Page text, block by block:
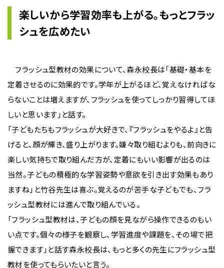
楽しいから学習効率も上がる。もっとフラッ
シュを広めたい
フラッシュ型教材の効果について、森永校長は「基礎・基本を
定着させるのに効果的です。学年が上がるほど、覚えなければな
らないことは増えますが、フラッシュを使ってしっかり習得してほ
しいと思います」と話す。
「子どもたちもフラッシュが大好きで、『フラッシュをやるよ』と告
げると、顔が輝き、盛り上がります。嫌々取り組むよりも、前向きに
楽しい気持ちで取り組んだ方が、定着にもいい影響が出るのは
当然。子どもの積極的な学習姿勢や意欲を引き出す効果もあり
ますね」と竹谷先生は喜ぶ。覚えるのが苦手な子どもでも、フラ
ッシュ型教材には進んで取り組んでいる。
「フラッシュ型教材は、子どもの顔を見ながら操作できるのもい
い点です。個々の様子を観察し、学習進度や課題を、その場で把
握できます」と話す森永校長は、もっと多くの先生にフラッシュ型
教材を使ってもらいたいと言う。